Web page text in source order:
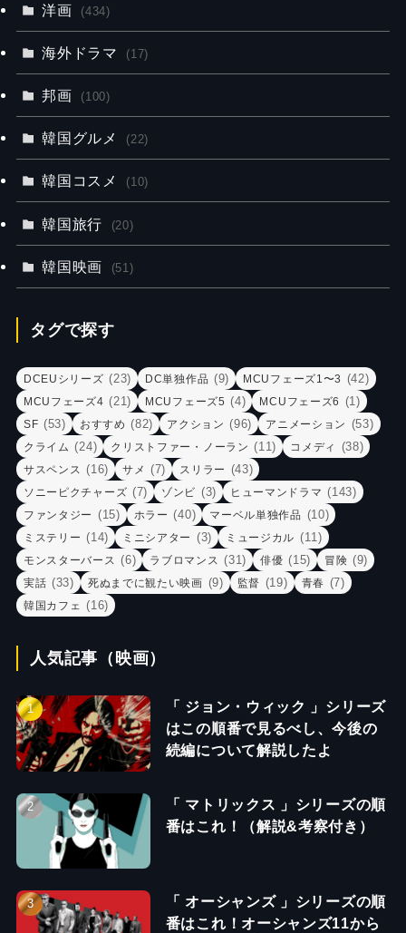
洋画 (434)
海外ドラマ (17)
邦画 (100)
韓国グルメ (22)
韓国コスメ (10)
韓国旅行 (20)
韓国映画 (51)
タグで探す
DCEUシリーズ (23) DC単独作品 (9) MCUフェーズ1〜3 (42)
MCUフェーズ4 (21) MCUフェーズ5 (4) MCUフェーズ6 (1)
SF (53) おすすめ (82) アクション (96) アニメーション (53)
クライム (24) クリストファー・ノーラン (11) コメディ (38)
サスペンス (16) サメ (7) スリラー (43)
ソニーピクチャーズ (7) ゾンビ (3) ヒューマンドラマ (143)
ファンタジー (15) ホラー (40) マーベル単独作品 (10)
ミステリー (14) ミニシアター (3) ミュージカル (11)
モンスターバース (6) ラブロマンス (31) 俳優 (15) 冒険 (9)
実話 (33) 死ぬまでに観たい映画 (9) 監督 (19) 青春 (7)
韓国カフェ (16)
人気記事（映画）
「 ジョン・ウィック 」シリーズ
はこの順番で見るべし、今後の
続編について解説したよ
「 マトリックス 」シリーズの順
番はこれ！（解説&考察付き）
「 オーシャンズ 」シリーズの順
番はこれ！オーシャンズ11から